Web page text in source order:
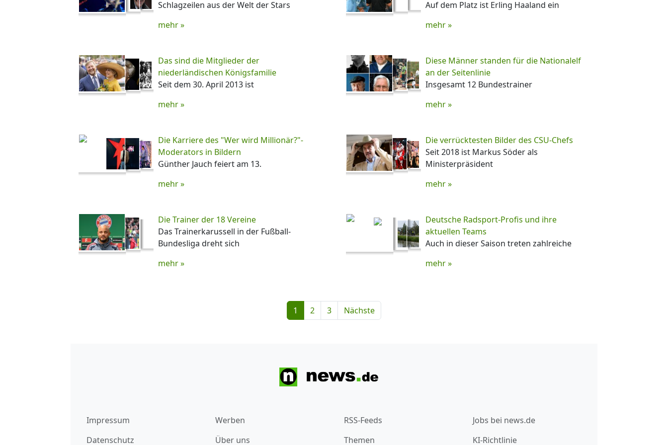
Schlagzeilen aus der Welt der Stars
mehr »
Auf dem Platz ist Erling Haaland ein
mehr »
Das sind die Mitglieder der
niederländischen Königsfamilie
Seit dem 30. April 2013 ist
mehr »
Diese Männer standen für die Nationalelf
an der Seitenlinie
Insgesamt 12 Bundestrainer
mehr »
Die Karriere des "Wer wird Millionär?"-
Moderators in Bildern
Günther Jauch feiert am 13.
mehr »
Die verrücktesten Bilder des CSU-Chefs
Seit 2018 ist Markus Söder als
Ministerpräsident
mehr »
Die Trainer der 18 Vereine
Das Trainerkarussell in der Fußball-
Bundesliga dreht sich
mehr »
Deutsche Radsport-Profis und ihre
aktuellen Teams
Auch in dieser Saison treten zahlreiche
mehr »
1 2 3 Nächste
Impressum
Datenschutz
Werben
Über uns
RSS-Feeds
Themen
Jobs bei news.de
KI-Richtlinie